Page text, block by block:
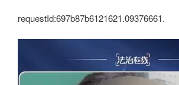
requestId:697b87b6121621.09376661.